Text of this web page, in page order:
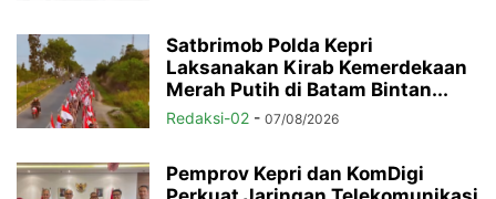
Satbrimob Polda Kepri
Laksanakan Kirab Kemerdekaan
Merah Putih di Batam Bintan...
Redaksi-02 - 07/08/2026
Pemprov Kepri dan KomDigi